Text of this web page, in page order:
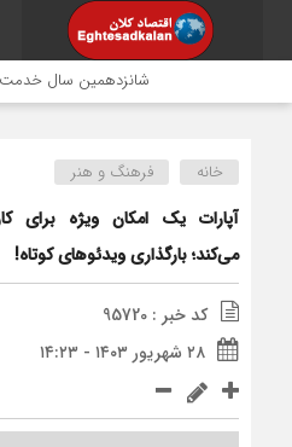
شانزدهمین سال
خانه فرهنگ و هنر
آپارات یک امکان ویژه برای
می‌کند؛ بارگذاری ویدئوهای کوتاه!
کد خبر : 95720
۲۸ شهریور ۱۴۰۳ - ۱۴:۲۳